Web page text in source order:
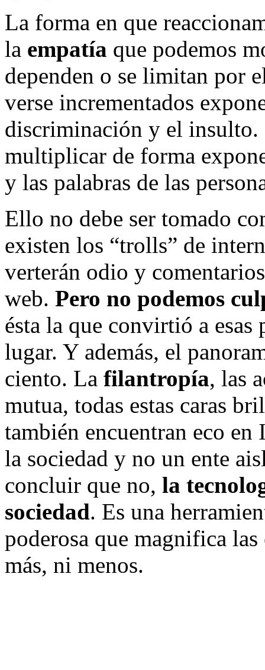
La forma en que
la empatía que podemos
dependen o se limitan por
verse incrementados
discriminación y el insulto.
multiplicar de forma
y las palabras de las
Ello no debe ser tomado
existen los “trolls” de
verterán odio y
web. Pero no podemos
ésta la que convirtió a esas
lugar. Y además, el
ciento. La filantropía, las
mutua, todas estas caras
también encuentran eco
la sociedad y no un ente
concluir que no, la
sociedad. Es una
poderosa que magnifica
más, ni menos.